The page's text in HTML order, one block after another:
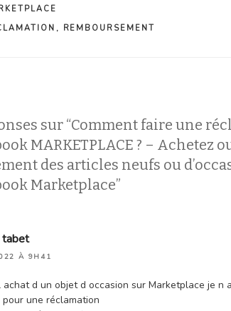
, REMBOURSEMENT
sur “Comment faire une
MARKETPLACE ? – Achetez
des articles neufs ou
Marketplace”
tabet
À 9H41
d un objet d occasion sur Marketplace je n
une réclamation